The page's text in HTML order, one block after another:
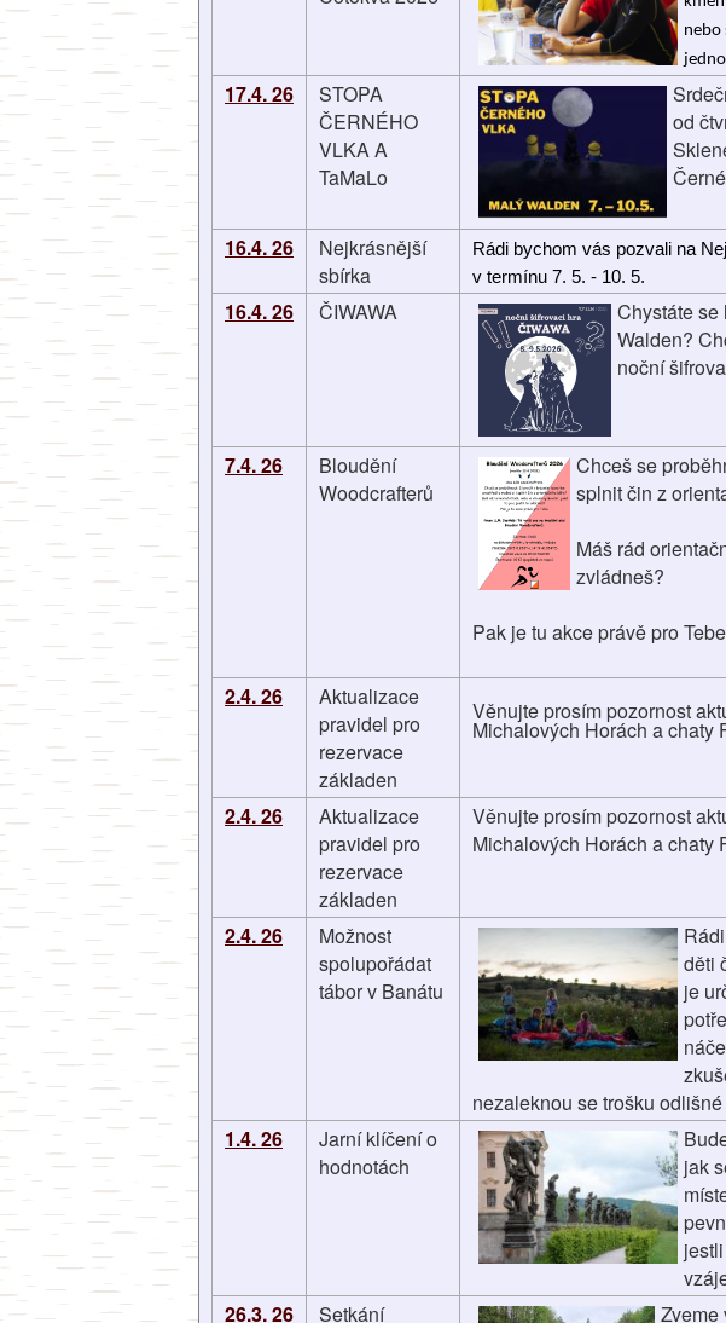
nebo
17.4. 26
STOPA
ČERNÉHO
VLKA A
TaMaLo
od
16.4. 26
Nejkrásnější
sbírka
Rádi bychom vás pozvali na
v termínu 7. 5. - 10. 5.
16.4. 26 ČIWAWA
Chystáte se
Walden?
noční
7.4. 26
Bloudění
Woodcrafterů
Chceš se
splnit čin z
Máš rád
zvládneš?
Pak je tu akce právě pro
2.4. 26
Aktualizace
pravidel pro
rezervace
základen
Věnujte prosím pozornost
Michalových Horách a chaty
2.4. 26
Aktualizace
pravidel pro
rezervace
základen
Věnujte prosím pozornost
Michalových Horách a chaty
2.4. 26
Možnost
spolupořádat
tábor v Banátu
děti
je
nezaleknou se trošku
1.4. 26
Jarní klíčení o
hodnotách
jak
26.3. 26
Setkání Zveme